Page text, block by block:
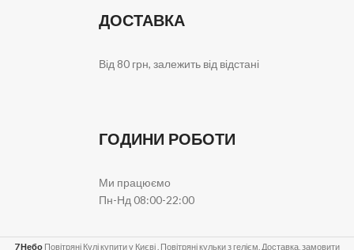
ДОСТАВКА
Від 80 грн, залежить від відстані
ГОДИНИ РОБОТИ
Ми працюємо
Пн-Нд 08:00-22:00
7 Небо Повітряні Кулі купити у Києві . Повітряні кульки з гелієм. Доставка, замовити